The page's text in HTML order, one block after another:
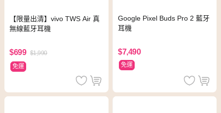
【限量出清】vivo TWS Air 真
無線藍牙耳機
$699 $1,990
免運
Google Pixel Buds Pro 2 藍牙
耳機
$7,490
免運